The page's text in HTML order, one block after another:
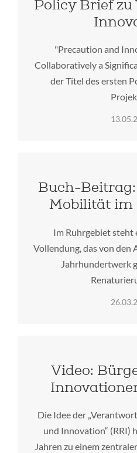
Policy Brief
"Precaution and
Collaboratively a
der Titel des ersten
Buch-
Mobilität im
Im Ruhrgebiet steht
Vollendung, das von den
Jahrhundertwerk
Video:
Die Idee der
und Innovation“ (RRI)
Jahren zu einem